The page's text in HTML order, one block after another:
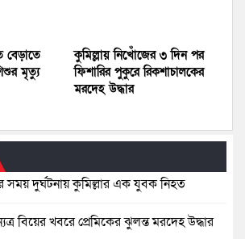
বেড়াতে
মৃত্যু
কুমিল্লায় নিখোঁজের ৩ দিন পর
ফিশারির পুকুরে রিকশাচালকের
মরদেহ উদ্ধার
সময় দুর্ঘটনায় কুমিল্লার এক যুবক নিহত
বিয়ের খবরে প্রেমিকের ঝুলন্ত মরদেহ উদ্ধার